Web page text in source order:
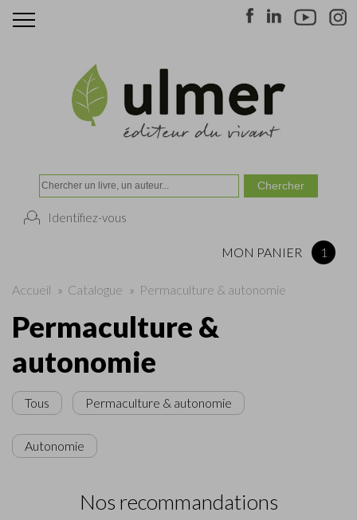
Identifiez-vous
MON PANIER 1
Accueil » Catalogue » Permaculture & autonomie
Permaculture &
autonomie
Tous Permaculture & autonomie
Autonomie
Nos recommandations